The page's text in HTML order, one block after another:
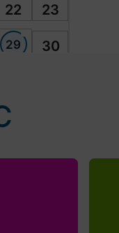
22 23
29 30